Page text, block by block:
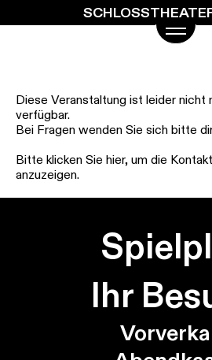
Diese Veranstaltung ist leider nicht
verfügbar.
Bei Fragen wenden Sie sich bitte
Bitte klicken Sie hier, um die
anzuzeigen.
Ihr